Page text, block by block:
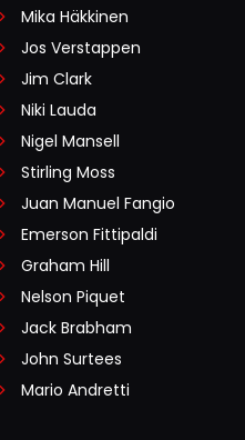
Mika Häkkinen
Jos Verstappen
Jim Clark
Niki Lauda
Nigel Mansell
Stirling Moss
Juan Manuel Fangio
Emerson Fittipaldi
Graham Hill
Nelson Piquet
Jack Brabham
John Surtees
Mario Andretti